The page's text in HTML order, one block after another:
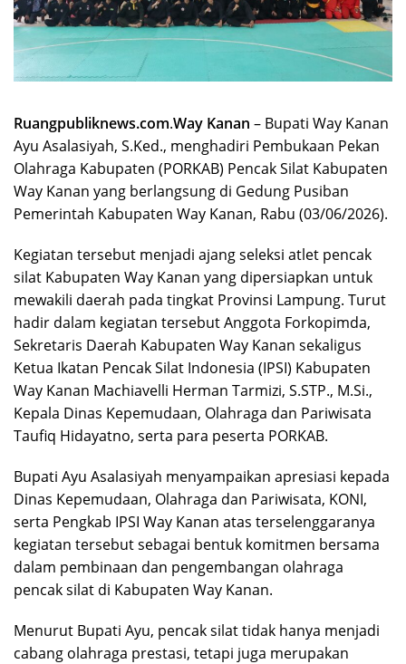
Ruangpubliknews.com.Way Kanan – Bupati Way Kanan
Ayu Asalasiyah, S.Ked., menghadiri Pembukaan Pekan
Olahraga Kabupaten (PORKAB) Pencak Silat Kabupaten
Way Kanan yang berlangsung di Gedung Pusiban
Pemerintah Kabupaten Way Kanan, Rabu (03/06/2026).
Kegiatan tersebut menjadi ajang seleksi atlet pencak
silat Kabupaten Way Kanan yang dipersiapkan untuk
mewakili daerah pada tingkat Provinsi Lampung. Turut
hadir dalam kegiatan tersebut Anggota Forkopimda,
Sekretaris Daerah Kabupaten Way Kanan sekaligus
Ketua Ikatan Pencak Silat Indonesia (IPSI) Kabupaten
Way Kanan Machiavelli Herman Tarmizi, S.STP., M.Si.,
Kepala Dinas Kepemudaan, Olahraga dan Pariwisata
Taufiq Hidayatno, serta para peserta PORKAB.
Bupati Ayu Asalasiyah menyampaikan apresiasi kepada
Dinas Kepemudaan, Olahraga dan Pariwisata, KONI,
serta Pengkab IPSI Way Kanan atas terselenggaranya
kegiatan tersebut sebagai bentuk komitmen bersama
dalam pembinaan dan pengembangan olahraga
pencak silat di Kabupaten Way Kanan.
Menurut Bupati Ayu, pencak silat tidak hanya menjadi
cabang olahraga prestasi, tetapi juga merupakan